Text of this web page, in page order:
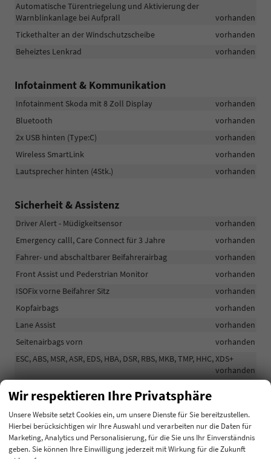
Automatische Türentriegelung und Aktivierung der
Warnblinkanlage bei Aufprall
vorhanden
Tickethalter an der Windschutzscheibe
vorhanden
Beheiztes Lenkrad
vorhanden
Infotainment & Kommunikation
Infotainment Skoda mit 8 Zoll Display
vorhanden
Bluetooth
vorhanden
2x USB hinten (Type:C)
vorhanden
Wireless SmartLink
vorhanden
Lautsprecher hinten (4Stk.)
vorhanden
Sicherheit & Assistenz
Driver Alert - Müdigkeitsensor
vorhanden
Emergency calll, Care Connect für 3 Jahre
vorhanden
Fahrer- und abschaltbarer Beifahrerairbag
vorhanden
Front Assist und Pederstrian Monitor
vorhanden
ISOFix vorne Beifahrer Sitz
vorhanden
Kopfairbags
vorhanden
Lane Assist
vorhanden
Seitenairbags vorn
vorhanden
ESC, ABS, MSR, ASR, EDS, HBA, DSR, RBS, MKB, TMP, HHC, XDS+
vorhanden
Driver Alert - Müdigkeitsensor
Drei Dreipunkt-Sicherheitsgurte hinten
vorhanden
Kraftstoffzufuhrunterbrechung bei Aufprall
vorhanden
Wir respektieren Ihre Privatsphäre
Unsere Website setzt Cookies ein, um unsere Dienste für Sie bereitzustellen.
Hierbei berücksichtigen wir Ihre Auswahl und verarbeiten nur die Daten für
Marketing, Analytics und Personalisierung, für die Sie uns Ihr Einverständnis
geben. Sie können Ihre Einwilligung jederzeit mit Wirkung für die Zukunft